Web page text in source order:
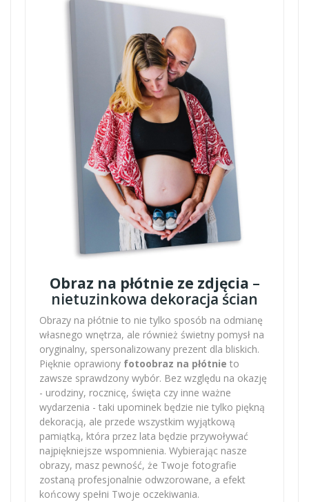
Obraz na płótnie ze zdjęcia –
nietuzinkowa dekoracja ścian
Obrazy na płótnie to nie tylko sposób na odmianę
własnego wnętrza, ale również świetny pomysł na
oryginalny, spersonalizowany prezent dla bliskich.
Pięknie oprawiony fotoobraz na płótnie to
zawsze sprawdzony wybór. Bez względu na okazję
- urodziny, rocznicę, święta czy inne ważne
wydarzenia - taki upominek będzie nie tylko piękną
dekoracją, ale przede wszystkim wyjątkową
pamiątką, która przez lata będzie przywoływać
najpiękniejsze wspomnienia. Wybierając nasze
obrazy, masz pewność, że Twoje fotografie
zostaną profesjonalnie odwzorowane, a efekt
końcowy spełni Twoje oczekiwania.